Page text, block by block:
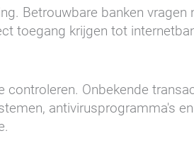
Betrouwbare banken
toegang krijgen tot
Onbekende
antivirusprogramma's